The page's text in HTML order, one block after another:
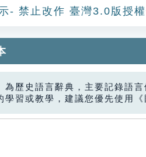
- 禁止改作 臺灣3.0版授
為歷史語言辭典，主要記錄語
學習或教學，建議您優先使用